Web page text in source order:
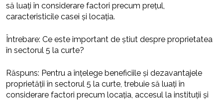
să luați în considerare factori precum prețul,
caracteristicile casei și locația.
Întrebare: Ce este important de știut despre proprietatea
în sectorul 5 la curte?
Răspuns: Pentru a înțelege beneficiile și dezavantajele
proprietății în sectorul 5 la curte, trebuie să luați în
considerare factori precum locația, accesul la instituții și